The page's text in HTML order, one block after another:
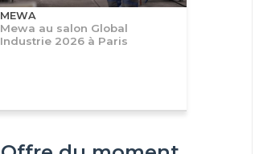
MEWA
Mewa au salon Global
Industrie 2026 à Paris